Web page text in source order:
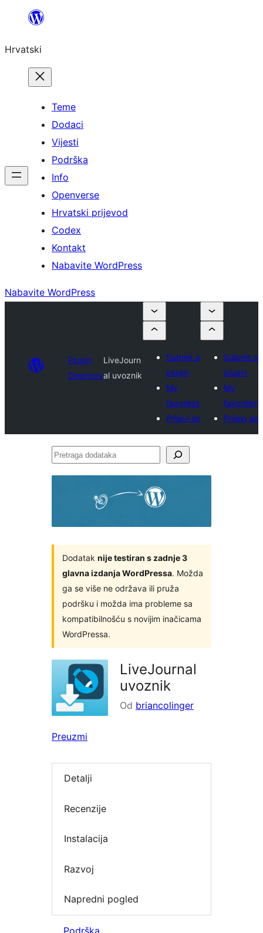
Skoči
sadržaja
Hrvatski
Teme
Dodaci
Vijesti
Podrška
Info
Openverse
Hrvatski prijevod
Codex
Kontakt
Nabavite WordPress
Nabavite WordPress
Plugin
Directory
LiveJourn
al uvoznik
Submit a
plugin
My
favorites
Prijavi se
Submit a
plugin
My
favorites
Prijavi se
Pretraga
Dodatak nije testiran s zadnje 3
glavna izdanja WordPressa. Možda
ga se više ne održava ili pruža
podršku i možda ima probleme sa
kompatibilnošću s novijim inačicama
WordPressa.
LiveJournal
uvoznik
Od briancolinger
Preuzmi
Detalji
Recenzije
Instalacija
Razvoj
Napredni pogled
Podrška